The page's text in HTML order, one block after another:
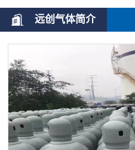
远创气体简介